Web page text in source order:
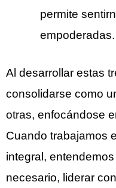
permite
empoderadas.
Al desarrollar estas
consolidarse como
otras, enfocándose
Cuando trabajamos
integral,
necesario, liderar